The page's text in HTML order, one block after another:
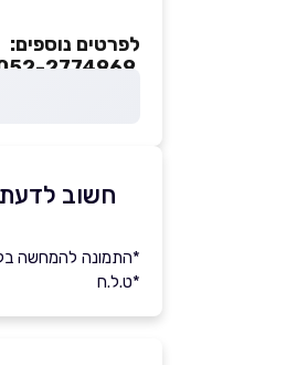
לפרטים נוספים:
חשוב לדעת
*התמונה להמחשה
*ט.ל.ח